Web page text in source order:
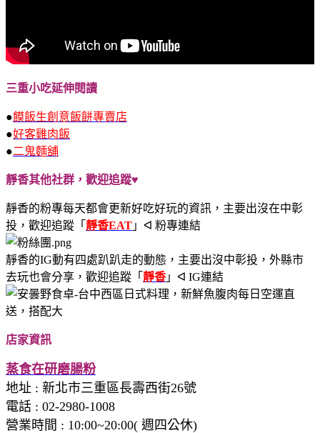
三重小吃延伸閱讀
●饃飯生創意飯餅專賣店
●好客雞肉飯
●二鬼麵舖
靜香其他社群，歡迎追蹤♥
靜香的粉專每天都會更新好吃好玩的資訊，主要出沒在中彰
投，歡迎追蹤 「 靜香EAT 」ᐊ 粉專連結
靜香的IG動有四處趴趴走的動態，主要出沒中彰投，外縣市
去玩也會分享，歡迎追蹤 「 靜香 」ᐊ IG連結
店家資訊
蒸食在研磨腸粉
地址 : 新北市三重區長壽西街26號
電話 : 02-2980-1008
營業時間 : 10:00~20:00( 週四公休)